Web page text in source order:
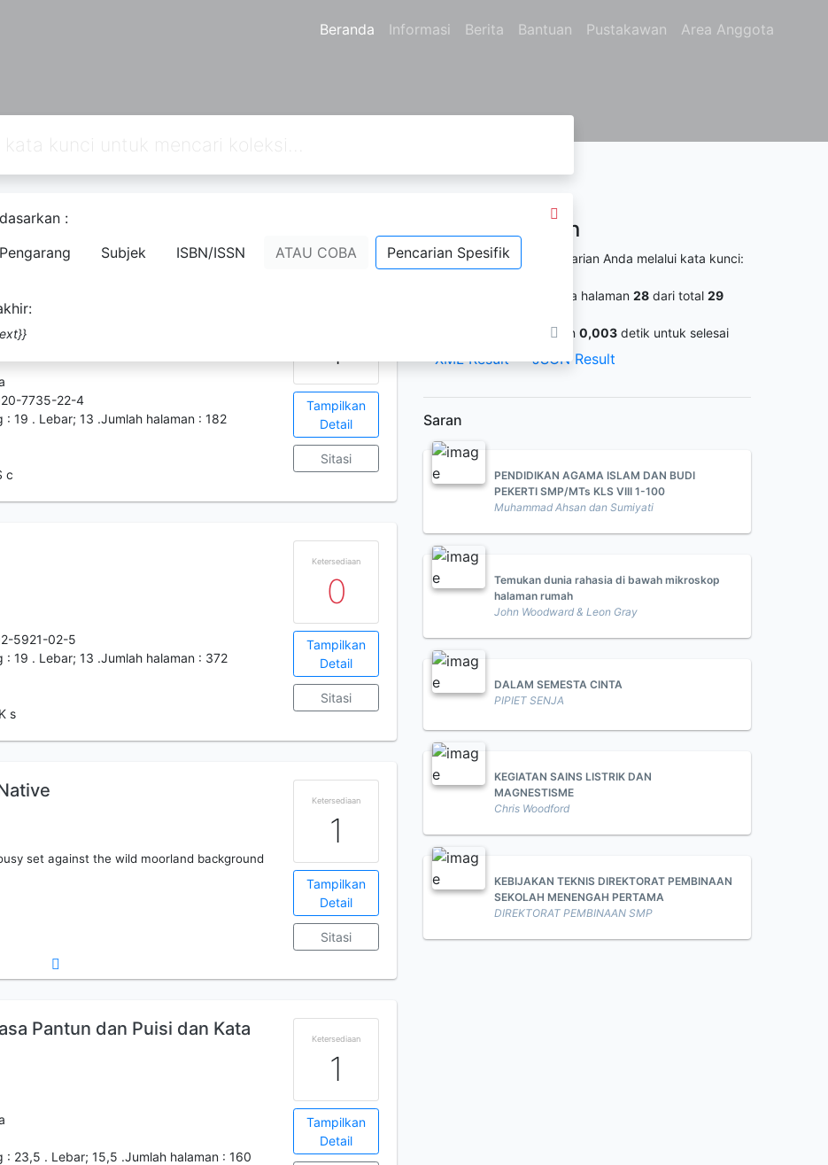
Beranda Informasi Berita Bantuan Pustakawan Area Anggota
:
Pengarang Subjek ISBN/ISSN ATAU COBA Pencarian Spesifik
7735-22-4
: 19 . Lebar; 13 .Jumlah halaman : 182
c
1
Tampilkan
Detail
Sitasi
5921-02-5
: 19 . Lebar; 13 .Jumlah halaman : 372
s
Ketersediaan
0
Tampilkan
Detail
Sitasi
set against the wild moorland background
Ketersediaan
1
Tampilkan
Detail
Sitasi
Pantun dan Puisi dan Kata
: 23,5 . Lebar; 15,5 .Jumlah halaman : 160
Ketersediaan
1
Tampilkan
Detail
Hasil Pencarian
Ditemukan859
dari pencarian Anda melalui kata kunci:
Saat ini anda berada pada halaman 28 dari total 29
Permintaan membutuhkan 0,003 detik untuk selesai
XML Result JSON Result
Saran
PENDIDIKAN AGAMA ISLAM DAN BUDI
PEKERTI SMP/MTs KLS VIII 1-100
Muhammad Ahsan dan Sumiyati
Temukan dunia rahasia di bawah mikroskop
halaman rumah
John Woodward & Leon Gray
DALAM SEMESTA CINTA
PIPIET SENJA
KEGIATAN SAINS LISTRIK DAN
MAGNESTISME
Chris Woodford
KEBIJAKAN TEKNIS DIREKTORAT PEMBINAAN
SEKOLAH MENENGAH PERTAMA
DIREKTORAT PEMBINAAN SMP